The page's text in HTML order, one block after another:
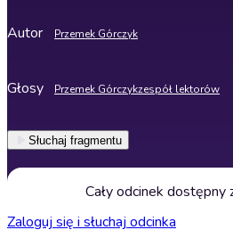
Autor Przemek Górczyk
Głosy Przemek Górczykzespół lektorów
Słuchaj fragmentu
Cały odcinek dostępny
Zaloguj się i słuchaj odcinka